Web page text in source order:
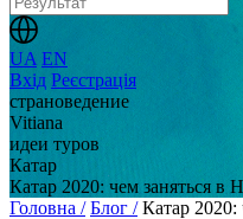
UA EN
Вхід Реєстрація
cтрановедение
Vitiana
идеи туров
Катар
Катар 2020: чем заняться в
Головна / Блог / Катар 2020: